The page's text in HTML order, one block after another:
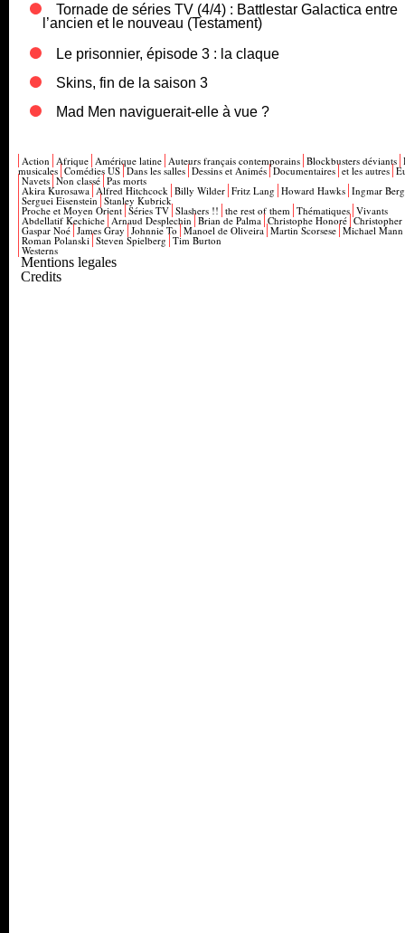
Tornade de séries TV (4/4) : Battlestar Galactica entre
l’ancien et le nouveau (Testament)
Le prisonnier, épisode 3 : la claque
Skins, fin de la saison 3
Mad Men naviguerait-elle à vue ?
Action Afrique Amérique latine Auteurs français contemporains Blockbusters déviants
musicales Comédies US Dans les salles Dessins et Animés Documentaires et les autres
Navets Non classé Pas morts
Akira Kurosawa Alfred Hitchcock Billy Wilder Fritz Lang Howard Hawks Ingmar
Serguei Eisenstein Stanley Kubrick
Proche et Moyen Orient Séries TV Slashers !! the rest of them Thématiques Vivants
Abdellatif Kechiche Arnaud Desplechin Brian de Palma Christophe Honoré
Gaspar Noé James Gray Johnnie To Manoel de Oliveira Martin Scorsese Michael Mann
Roman Polanski Steven Spielberg Tim Burton
Westerns
Mentions legales
Credits